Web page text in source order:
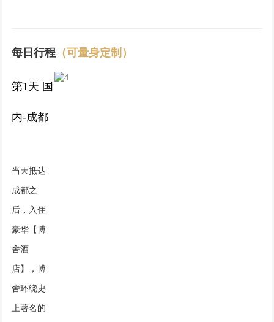
每日行程 （可量身定制）
第1天 国
内-成都
当天抵达
成都之
后，入住
豪华【博
舍酒
店】，博
舍环绕史
上著名的